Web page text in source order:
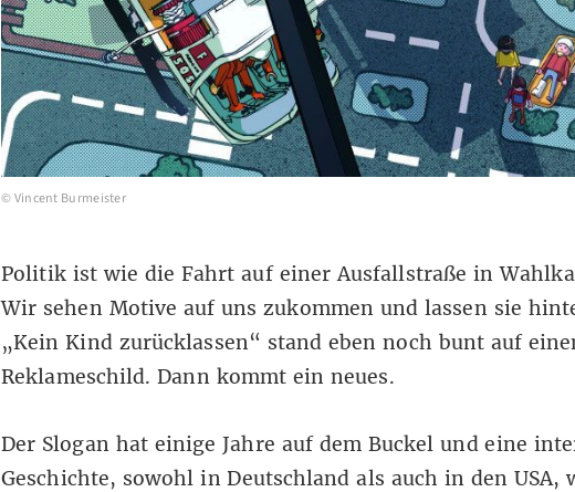
© Vincent Burmeister
Politik ist wie die Fahrt auf einer Ausfallstraße in
Wir sehen Motive auf uns zukommen und lassen sie
„Kein Kind zurücklassen“ stand eben noch bunt auf
Reklameschild. Dann kommt ein neues.
Der Slogan hat einige Jahre auf dem Buckel und eine
Geschichte, sowohl in Deutschland als auch in den USA,